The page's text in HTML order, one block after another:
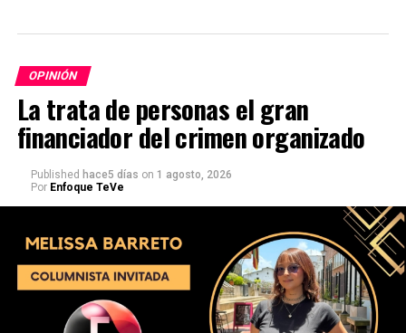
OPINIÓN
La trata de personas el gran
financiador del crimen organizado
Published hace5 días on 1 agosto, 2026
Por Enfoque TeVe